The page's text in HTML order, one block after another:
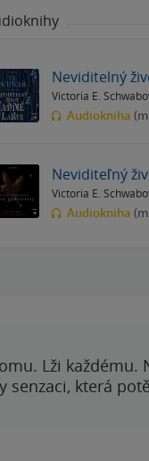
Neviditelný
Victoria E.
Audiokniha
Neviditeľný
Victoria E.
Audiokniha
Lži
senzaci, která